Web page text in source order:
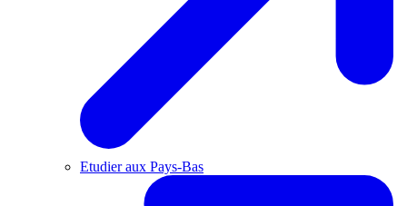
Etudier aux Pays-Bas